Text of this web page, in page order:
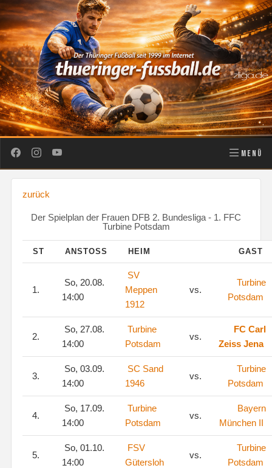
MENÜ
zurück
Der Spielplan der Frauen DFB 2. Bundesliga - 1. FFC
Turbine Potsdam
ST ANSTOSS HEIM GAST
1.
So, 20.08.
14:00
SV
Meppen
1912
vs.
Turbine
Potsdam
2.
So, 27.08.
14:00
Turbine
Potsdam
vs.
FC Carl
Zeiss Jena
3.
So, 03.09.
14:00
SC Sand
1946
vs.
Turbine
Potsdam
4.
So, 17.09.
14:00
Turbine
Potsdam
vs.
Bayern
München II
5.
So, 01.10.
14:00
FSV
Gütersloh
vs.
Turbine
Potsdam